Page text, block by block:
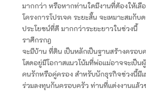
มากกว่า หรือหากท่านใดมีงานที่ต้องให้เลื
โครงการโปรเจค ระยะสั้น จะเหมาะสมกับ
ประโยชน์ที่ดี มากกว่าระยะยาวในช่วงนี้
ราศีกรกฎ
จะมีบ้าน ที่ดิน เป็นหลักเป็นฐานสร้างครอบ
โสดอยู่มีโอกาสแนวโน้มที่พ่อแม่อาจจะเป็น
คนรักหรือคู่ครอง สำหรับนักธุรกิจช่วงนี้มี
ร่วมลงทุนกันครอบครัว ท่านที่แต่งงานแล้ว